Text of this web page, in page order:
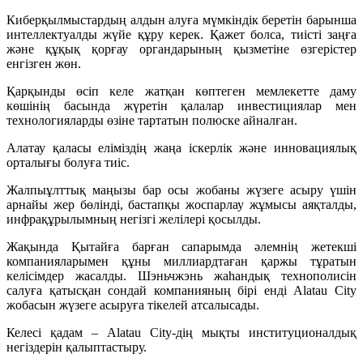
Киберқылмыстардың алдын алуға мүмкіндік беретін барынша
интеллектуалды жүйе құру керек. Қажет болса, тиісті заңға
және құқық қорғау органдарының қызметіне өзгерістер
енгізген жөн.
Қарқынды өсіп келе жатқан көптеген мемлекетте даму
көшінің басында жүретін қалалар инвестициялар мен
технологияларды өзіне тартатын полюске айналған.
Алатау қаласы еліміздің жаңа іскерлік және инновациялық
орталығы болуға тиіс.
Жалпыұлттық маңызы бар осы жобаны жүзеге асыру үшін
арнайы жер бөлінді, бастапқы жоспарлау жұмысы аяқталды,
инфрақұрылымның негізгі желілері қосылды.
Жақында Қытайға барған сапарымда әлемнің жетекші
компанияларымен құны миллиардтаған қаржы тұратын
келісімдер жасалды. Шэньчжэнь жаһандық технополисін
салуға қатысқан сондай компанияның бірі енді Alatau City
жобасын жүзеге асыруға тікелей атсалысады.
Келесі қадам – Alatau City-дің мықты институционалдық
негіздерін қалыптастыру.